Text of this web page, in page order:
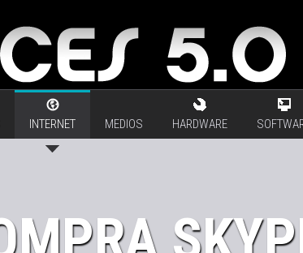
INTERNET MEDIOS HARDWARE